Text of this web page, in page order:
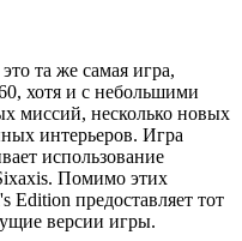
та же самая игра,
хотя и с небольшими
миссий, несколько новых
интерьеров. Игра
использование
Помимо этих
Edition предоставляет тот
версии игры.
4 PRO